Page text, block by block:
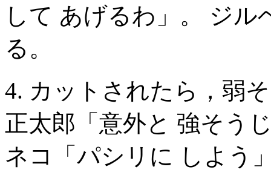
して あげるわ」。 ジ
る。
4. カットされたら，弱
正太郎「意外と 強そう
ネコ「パシリに しよう